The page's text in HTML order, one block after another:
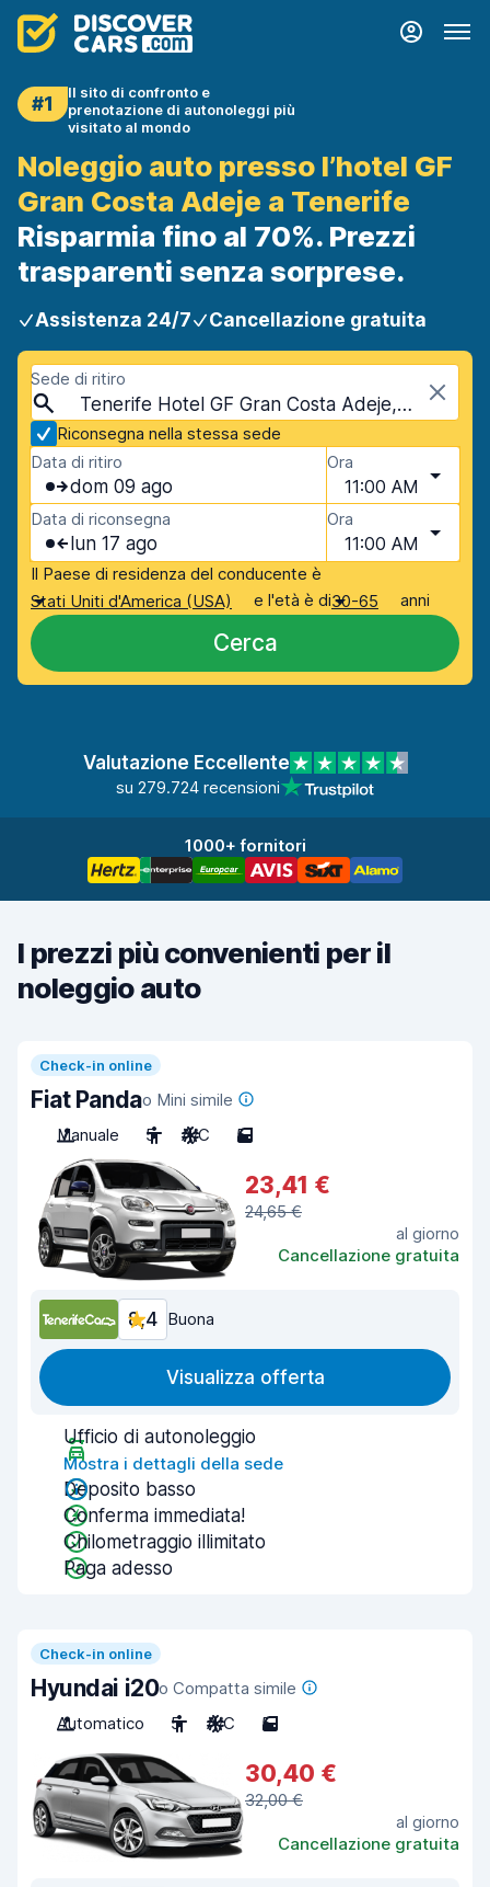
#1
Il sito di confronto e
prenotazione di autonoleggi più
visitato al mondo
Noleggio auto presso l’hotel GF
Gran Costa Adeje a Tenerife
Risparmia fino al 70%. Prezzi
trasparenti senza sorprese.
Assistenza 24/7 Cancellazione gratuita
Sede di ritiro
Tenerife Hotel GF Gran Costa Adeje, Tenerife, Spagna - Isole Canarie
Riconsegna nella stessa sede
Data di ritiro
dom 09 ago
Ora
11:00 AM
Data di riconsegna
lun 17 ago
Ora
11:00 AM
Il Paese di residenza del conducente è
Stati Uniti d'America (USA)
e l'età è di30-65 anni
Cerca
Valutazione Eccellente
su 279.724 recensioni
1000+ fornitori
I prezzi più convenienti per il
noleggio auto
Check-in online
Fiat Pandao Mini simile
Manuale
5 A/C 5
23,41 €
24,65 €
al giorno
Cancellazione gratuita
8,4 Buona
Visualizza offerta
Ufficio di autonoleggio
Mostra i dettagli della sede
Deposito basso
Conferma immediata!
Chilometraggio illimitato
Paga adesso
Check-in online
Hyundai i20o Compatta simile
Automatico
5 A/C 5
30,40 €
32,00 €
al giorno
Cancellazione gratuita